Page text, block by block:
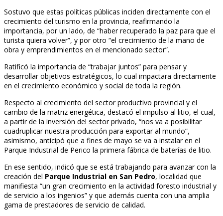
Sostuvo que estas políticas públicas inciden directamente con el
crecimiento del turismo en la provincia, reafirmando la
importancia, por un lado, de “haber recuperado la paz para que el
turista quiera volver”, y por otro “el crecimiento de la mano de
obra y emprendimientos en el mencionado sector”.
Ratificó la importancia de “trabajar juntos” para pensar y
desarrollar objetivos estratégicos, lo cual impactara directamente
en el crecimiento económico y social de toda la región.
Respecto al crecimiento del sector productivo provincial y el
cambio de la matriz energética, destacó el impulso al litio, el cual,
a partir de la inversión del sector privado, “nos va a posibilitar
cuadruplicar nuestra producción para exportar al mundo”,
asimismo, anticipó que a fines de mayo se va a instalar en el
Parque Industrial de Perico la primera fábrica de baterías de litio.
En ese sentido, indicó que se está trabajando para avanzar con la
creación del Parque Industrial en San Pedro, localidad que
manifiesta “un gran crecimiento en la actividad foresto industrial y
de servicio a los ingenios” y que además cuenta con una amplia
gama de prestadores de servicio de calidad.